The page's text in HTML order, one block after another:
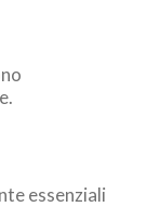
essenziali